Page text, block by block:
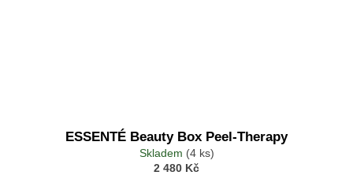
ESSENTÉ Beauty Box Peel-Therapy
Skladem (4 ks)
2 480 Kč